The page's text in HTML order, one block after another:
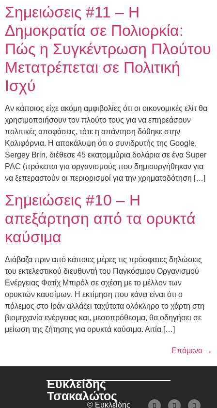
Σημειώσεις #11 – Η
Δημοκρατία σε Πολιορκία:
Πώς η Συγκέντρωση Πλούτου
Μετατρέπεται σε Πολιτική
Ισχύ
Αν κάποιος είχε ακόμη αμφιβολίες ότι οι οικονομικές ελίτ θα
χρησιμοποιήσουν τον πλούτο τους για να επηρεάσουν
πολιτικές αποφάσεις, τότε η απάντηση δόθηκε στην
Καλιφόρνια. Η αποκάλυψη ότι ο συνιδρυτής της Google,
Sergey Brin, διέθεσε 45 εκατομμύρια δολάρια σε ένα Super
PAC (πρόκειται για οργανισμούς που δημιουργήθηκαν για
να ξεπεραστούν οι περιορισμοί για την χρηματοδότηση […]
Σημειώσεις #10 – Η
απεξάρτηση από τα ορυκτά
καύσιμα
Διάβαζα πριν από κάποιες μέρες τις πρόσφατες δηλώσεις
του εκτελεστικού διευθυντή του Παγκόσμιου Οργανισμού
Ενέργειας Φατίχ Μπιρόλ σε σχέση με το μέλλον των
ορυκτών καυσίμων. Η εκτίμηση που κάνει είναι ότι ο
πόλεμος στο Ιράν αλλάζει ταχύτατα ολόκληρο το χάρτη στη
βιομηχανία ενέργειας και, μεσοπρόθεσμα, θα οδηγήσει σε
μείωση της ζήτησης για ορυκτά καύσιμα. Αιτία […]
Επόμενο →
Ευκλείδης
Τσακαλώτος
© Ευκλείδης